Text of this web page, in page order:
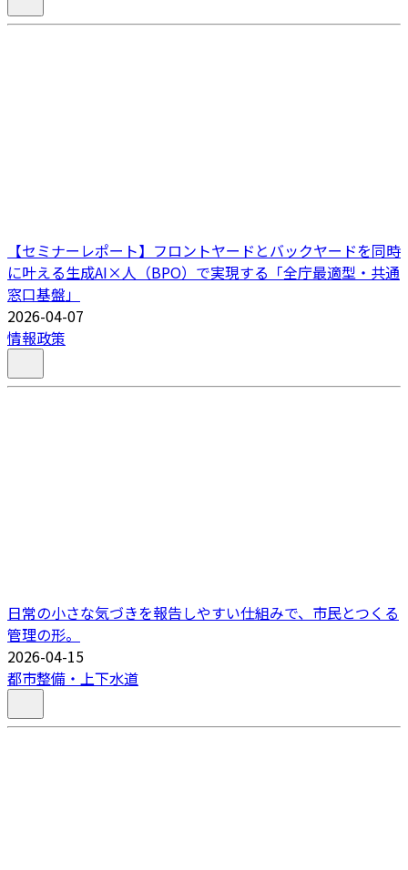
【セミナーレポート】フロントヤードとバックヤードを同時
に叶える生成AI×人（BPO）で実現する「全庁最適型・共通
窓口基盤」
2026-04-07
情報政策
日常の小さな気づきを報告しやすい仕組みで、市民とつくる
管理の形。
2026-04-15
都市整備・上下水道